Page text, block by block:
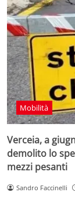
Mobilità
Verceia, a
demolito lo
mezzi pesanti
Sandro Faccinelli